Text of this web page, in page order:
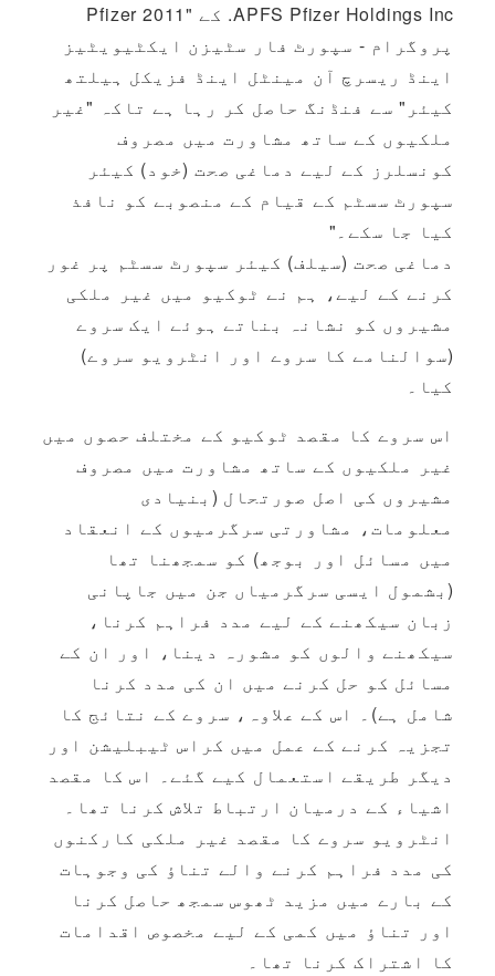
APFS Pfizer Holdings Inc. کے "2011 Pfizer
پروگرام - سپورٹ فار سٹیزن ایکٹیویٹیز
اینڈ ریسرچ آن مینٹل اینڈ فزیکل ہیلتھ
کیئر" سے فنڈنگ حاصل کر رہا ہے تاکہ "غیر
ملکیوں کے ساتھ مشاورت میں مصروف
کونسلرز کے لیے دماغی صحت (خود) کیئر
سپورٹ سسٹم کے قیام کے منصوبے کو نافذ
کیا جا سکے۔"
دماغی صحت (سیلف) کیئر سپورٹ سسٹم پر غور
کرنے کے لیے، ہم نے ٹوکیو میں غیر ملکی
مشیروں کو نشانہ بناتے ہوئے ایک سروے
(سوالنامے کا سروے اور انٹرویو سروے)
کیا۔
اس سروے کا مقصد ٹوکیو کے مختلف حصوں میں
غیر ملکیوں کے ساتھ مشاورت میں مصروف
مشیروں کی اصل صورتحال (بنیادی
معلومات، مشاورتی سرگرمیوں کے انعقاد
میں مسائل اور بوجھ) کو سمجھنا تھا
(بشمول ایسی سرگرمیاں جن میں جاپانی
زبان سیکھنے کے لیے مدد فراہم کرنا،
سیکھنے والوں کو مشورہ دینا، اور ان کے
مسائل کو حل کرنے میں ان کی مدد کرنا
شامل ہے)۔ اس کے علاوہ، سروے کے نتائج کا
تجزیہ کرنے کے عمل میں کراس ٹیبلیشن اور
دیگر طریقے استعمال کیے گئے۔ اس کا مقصد
اشیاء کے درمیان ارتباط تلاش کرنا تھا۔
انٹرویو سروے کا مقصد غیر ملکی کارکنوں
کی مدد فراہم کرنے والے تناؤ کی وجوہات
کے بارے میں مزید ٹھوس سمجھ حاصل کرنا
اور تناؤ میں کمی کے لیے مخصوص اقدامات
کا اشتراک کرنا تھا۔